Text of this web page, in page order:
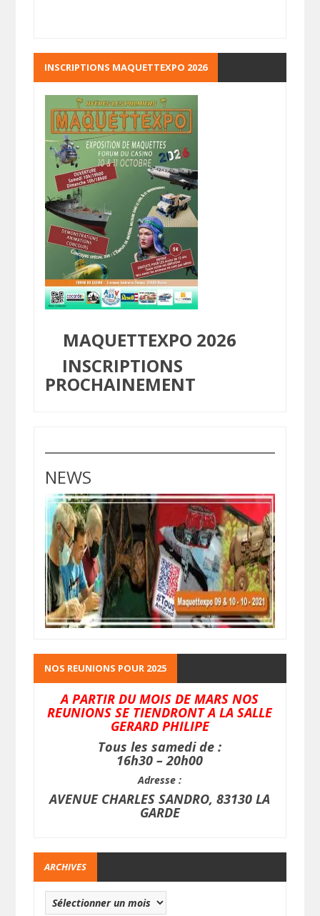
INSCRIPTIONS MAQUETTEXPO 2026
MAQUETTEXPO 2026
INSCRIPTIONS
PROCHAINEMENT
NEWS
NOS REUNIONS POUR 2025
A PARTIR DU MOIS DE MARS NOS
REUNIONS SE TIENDRONT A LA SALLE
GERARD PHILIPE
Tous les samedi de :
16h30 – 20h00
Adresse :
AVENUE CHARLES SANDRO, 83130 LA
GARDE
ARCHIVES